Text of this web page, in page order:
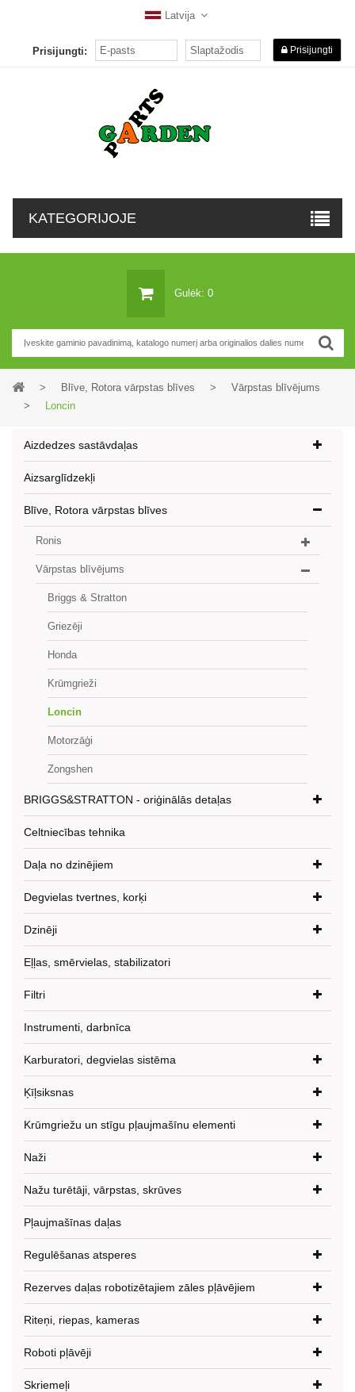
Latvija
Prisijungti: Prisijungti
KATEGORIJOJE
Gulėk: 0
> Blīve, Rotora vārpstas blīves >
Vārpstas blīvējums
>
Loncin
Aizdedzes sastāvdaļas
Aizsarglīdzekļi
Blīve, Rotora vārpstas blīves
Ronis
Vārpstas blīvējums
Briggs & Stratton
Griezēji
Honda
Krūmgrieži
Loncin
Motorzāģi
Zongshen
BRIGGS&STRATTON - oriģinālās detaļas
Celtniecības tehnika
Daļa no dzinējiem
Degvielas tvertnes, korķi
Dzinēji
Eļļas, smērvielas, stabilizatori
Filtri
Instrumenti, darbnīca
Karburatori, degvielas sistēma
Ķīļsiksnas
Krūmgriežu un stīgu pļaujmašīnu elementi
Naži
Nažu turētāji, vārpstas, skrūves
Pļaujmašīnas daļas
Regulēšanas atsperes
Rezerves daļas robotizētajiem zāles pļāvējiem
Riteņi, riepas, kameras
Roboti pļāvēji
Skriemeļi